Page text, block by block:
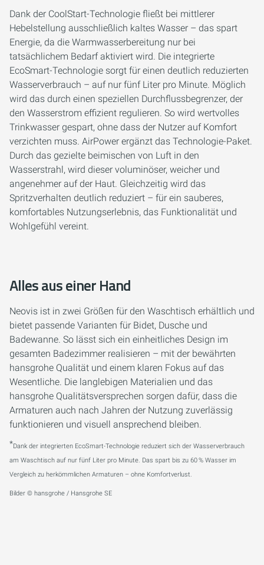
Dank der CoolStart-Technologie fließt bei mittlerer
Hebelstellung ausschließlich kaltes Wasser – das spart
Energie, da die Warmwasserbereitung nur bei
tatsächlichem Bedarf aktiviert wird. Die integrierte
EcoSmart-Technologie sorgt für einen deutlich reduzierten
Wasserverbrauch – auf nur fünf Liter pro Minute. Möglich
wird das durch einen speziellen Durchflussbegrenzer, der
den Wasserstrom effizient regulieren. So wird wertvolles
Trinkwasser gespart, ohne dass der Nutzer auf Komfort
verzichten muss. AirPower ergänzt das Technologie-Paket.
Durch das gezielte beimischen von Luft in den
Wasserstrahl, wird dieser voluminöser, weicher und
angenehmer auf der Haut. Gleichzeitig wird das
Spritzverhalten deutlich reduziert – für ein sauberes,
komfortables Nutzungserlebnis, das Funktionalität und
Wohlgefühl vereint.
Alles aus einer Hand
Neovis ist in zwei Größen für den Waschtisch erhältlich und
bietet passende Varianten für Bidet, Dusche und
Badewanne. So lässt sich ein einheitliches Design im
gesamten Badezimmer realisieren – mit der bewährten
hansgrohe Qualität und einem klaren Fokus auf das
Wesentliche. Die langlebigen Materialien und das
hansgrohe Qualitätsversprechen sorgen dafür, dass die
Armaturen auch nach Jahren der Nutzung zuverlässig
funktionieren und visuell ansprechend bleiben.
*Dank der integrierten EcoSmart-Technologie reduziert sich der Wasserverbrauch
am Waschtisch auf nur fünf Liter pro Minute. Das spart bis zu 60 % Wasser im
Vergleich zu herkömmlichen Armaturen – ohne Komfortverlust.
Bilder © hansgrohe / Hansgrohe SE